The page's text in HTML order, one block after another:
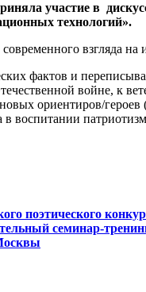
участие в
технологий».
взгляда
фактов и
войне, к
ориентиров/
воспитании
поэтического
семинар-